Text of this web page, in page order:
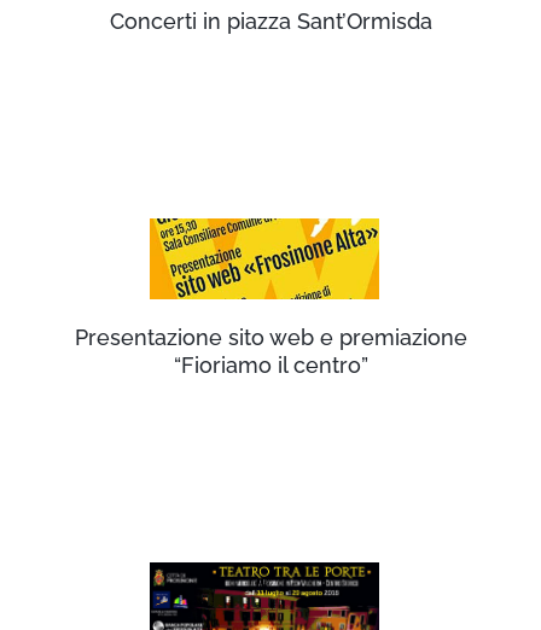
Concerti in piazza Sant’Ormisda
Presentazione sito web e premiazione
“Fioriamo il centro”